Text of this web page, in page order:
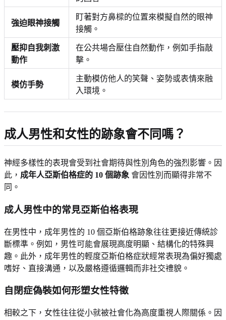
強迫眼神接觸
盯著對方鼻樑的位置來模擬自然的眼神
接觸。
壓抑自我刺激
動作
在公共場合壓住自然動作，例如手指敲
擊。
模仿手勢
主動模仿他人的笑聲、姿勢或表情來融
入環境。
成人男性和女性的跡象會不同嗎？
神經多樣性的表現會受到社會期待與性別角色的強烈影響。因
此， 成年人亞斯伯格症的 10 個跡象 會因性別而顯得非常不
同。
成人男性中的常見亞斯伯格表現
在男性中，成年男性的 10 個亞斯伯格跡象往往更接近傳統診
斷標準。例如，男性可能會展現高度明顯、結構化的特殊興
趣。此外，成年男性的輕度亞斯伯格症狀經常表現為偏好獨處
嗜好、直接溝通，以及嚴格遵循邏輯而非社交禮貌。
自閉症偽裝如何形塑女性特徵
相較之下，女性往往從小就被社會化為高度重視人際關係。因